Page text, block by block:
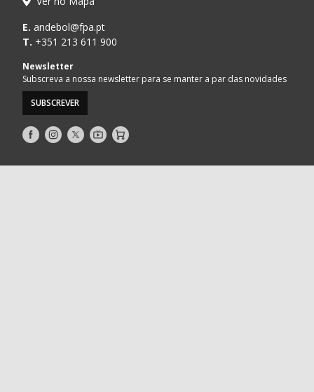
E. andebol@fpa.pt
T. +351 213 611 900
Newsletter
Subscreva a nossa newsletter para se manter a par das novidades
SUBSCREVER
Siga-
nos
no
Siga-
nos
no
Siga-
nos
no
AndebolTV
Loja